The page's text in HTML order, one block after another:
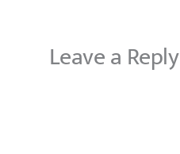
Leave a Reply